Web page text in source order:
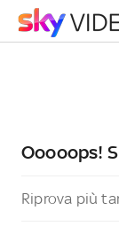
Ooooops!
Riprova più